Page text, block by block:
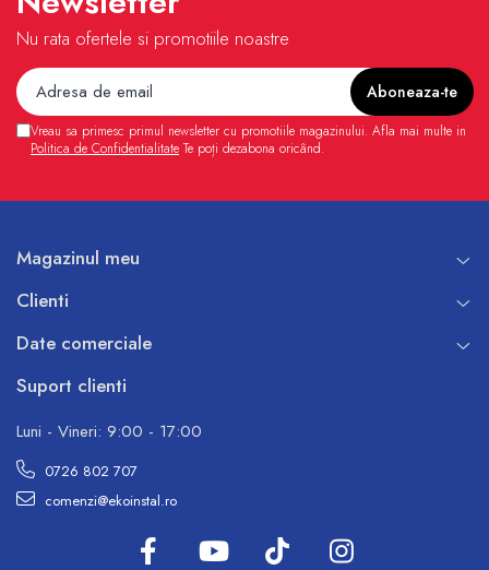
Nu rata ofertele si promotiile noastre
Vreau sa primesc primul newsletter cu promotiile magazinului. Afla mai multe in
Politica de Confidentialitate Te poți dezabona oricând.
Magazinul meu
Clienti
Date comerciale
Suport clienti
Luni - Vineri: 9:00 - 17:00
0726 802 707
comenzi@ekoinstal.ro